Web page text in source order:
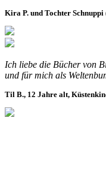
Kira P. und Tochter Schnuppi
Ich liebe die Bücher von
und für mich als
Til B., 12 Jahre alt,